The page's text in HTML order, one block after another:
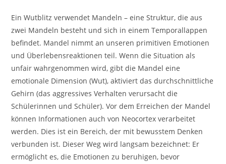
Ein Wutblitz verwendet Mandeln – eine Struktur, die aus
zwei Mandeln besteht und sich in einem Temporallappen
befindet. Mandel nimmt an unseren primitiven Emotionen
und Überlebensreaktionen teil. Wenn die Situation als
unfair wahrgenommen wird, gibt die Mandel eine
emotionale Dimension (Wut), aktiviert das durchschnittliche
Gehirn (das aggressives Verhalten verursacht die
Schülerinnen und Schüler). Vor dem Erreichen der Mandel
können Informationen auch von Neocortex verarbeitet
werden. Dies ist ein Bereich, der mit bewusstem Denken
verbunden ist. Dieser Weg wird langsam bezeichnet: Er
ermöglicht es, die Emotionen zu beruhigen, bevor